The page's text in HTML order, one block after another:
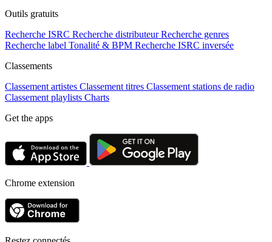
Outils gratuits
Recherche ISRC Recherche distributeur Recherche genres
Recherche label Tonalité & BPM Recherche ISRC inversée
Classements
Classement artistes Classement titres Classement stations de radio
Classement playlists Charts
Get the apps
Chrome extension